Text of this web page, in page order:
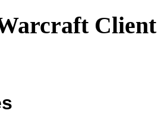
Client